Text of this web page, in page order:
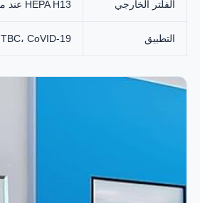
الفلتر الخارجي HEPA H13 عند مخرج الاستخلاص
التطبيق TBC، CoVID-19، جدري الماء